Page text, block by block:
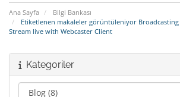
Ana Sayfa
Bilgi Bankası
Etiketlenen makaleler görüntüleniyor
Stream live with Webcaster Client
Kategoriler